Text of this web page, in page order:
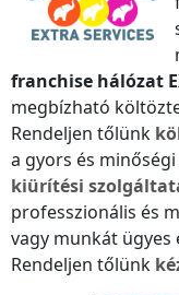
franchise hálózat
megbízható
Rendeljen tőlünk
a gyors és
kiürítési
professzionális és
vagy munkát
Rendeljen tőlünk